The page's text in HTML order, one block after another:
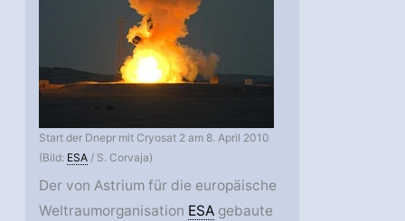
Start der Dnepr mit Cryosat 2 am 8. April 2010
(Bild: ESA / S. Corvaja)
Der von Astrium für die europäische
Weltraumorganisation ESA gebaute